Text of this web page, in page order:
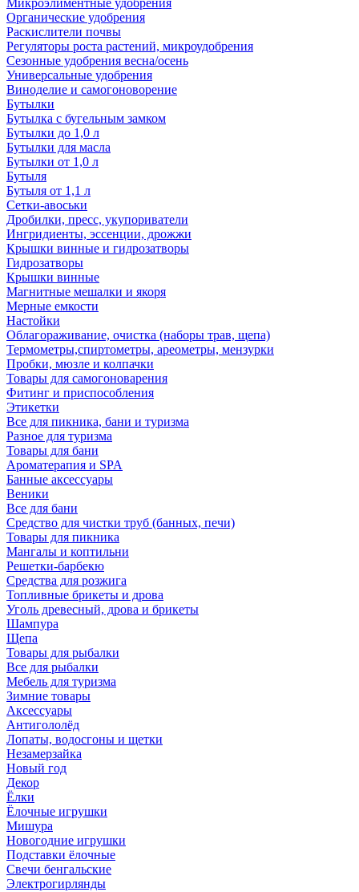
Микроэлиментные удобрения
Органические удобрения
Раскислители почвы
Регуляторы роста растений, микроудобрения
Сезонные удобрения весна/осень
Универсальные удобрения
Виноделие и самогоноворение
Бутылки
Бутылка с бугельным замком
Бутылки до 1,0 л
Бутылки для масла
Бутылки от 1,0 л
Бутыля
Бутыля от 1,1 л
Сетки-авоськи
Дробилки, пресс, укупориватели
Ингридиенты, эссенции, дрожжи
Крышки винные и гидрозатворы
Гидрозатворы
Крышки винные
Магнитные мешалки и якоря
Мерные емкости
Настойки
Облагораживание, очистка (наборы трав, щепа)
Термометры,спиртометры, ареометры, мензурки
Пробки, мюзле и колпачки
Товары для самогоноварения
Фитинг и приспособления
Этикетки
Все для пикника, бани и туризма
Разное для туризма
Товары для бани
Ароматерапия и SPA
Банные аксессуары
Веники
Все для бани
Средство для чистки труб (банных, печи)
Товары для пикника
Мангалы и коптильни
Решетки-барбекю
Средства для розжига
Топливные брикеты и дрова
Уголь древесный, дрова и брикеты
Шампура
Щепа
Товары для рыбалки
Все для рыбалки
Мебель для туризма
Зимние товары
Аксессуары
Антигололёд
Лопаты, водосгоны и щетки
Незамерзайка
Новый год
Декор
Ёлки
Ёлочные игрушки
Мишура
Новогодние игрушки
Подставки ёлочные
Свечи бенгальские
Электрогирлянды